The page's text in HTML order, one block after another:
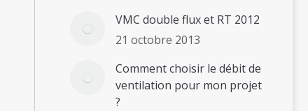
VMC double flux et RT 2012
21 octobre 2013
Comment choisir le débit de
ventilation pour mon projet
?